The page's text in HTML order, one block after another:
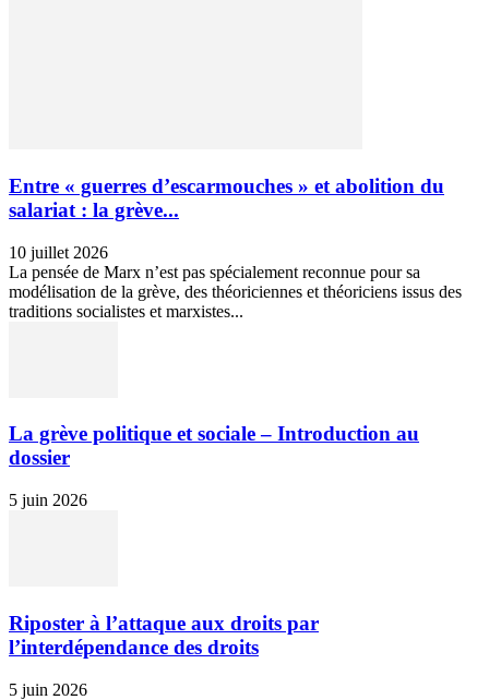
Entre « guerres d’escarmouches » et abolition du
salariat : la grève...
10 juillet 2026
La pensée de Marx n’est pas spécialement reconnue pour sa
modélisation de la grève, des théoriciennes et théoriciens issus des
traditions socialistes et marxistes...
La grève politique et sociale – Introduction au
dossier
5 juin 2026
Riposter à l’attaque aux droits par
l’interdépendance des droits
5 juin 2026